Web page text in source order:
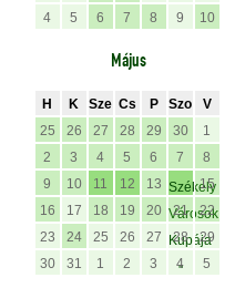
4
5 6 7 8 9 10
Május
H K Sze Cs P Szo
V
25
26 27 28 29 30
1
2
3 4 5 6 7
8
9
10 11 12 13 Székely
Városok
Kupája
"
15
16
17 18 19 20 21
22
23
24 25 26 27 28
29
30
31 1 2 3 4 5